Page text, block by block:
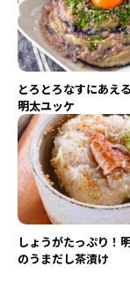
とろとろなすにあえ
明太ユッケ
しょうがたっぷり！
のうまだし茶漬け